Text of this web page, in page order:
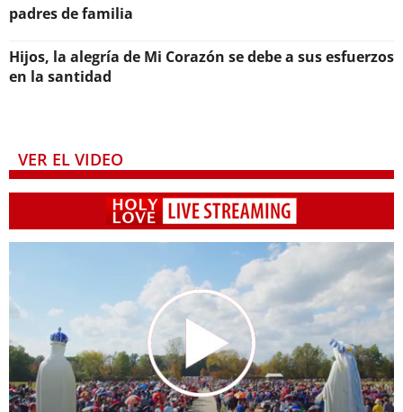
padres de familia
Hijos, la alegría de Mi Corazón se debe a sus esfuerzos
en la santidad
VER EL VIDEO